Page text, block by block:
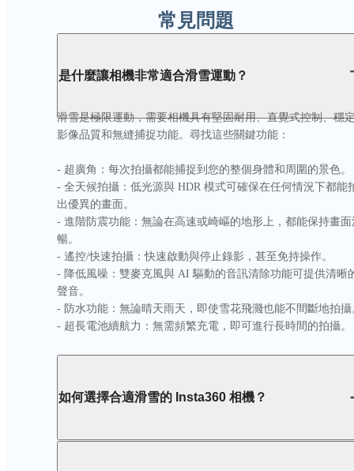
常見問題
是什麼讓相機非常適合滑雪運動？
滑雪是極限運動，需要相機具有堅固耐用、直覺式控制、穩
影像品質和無縫捕捉功能。尋找這些關鍵功能：
- 超廣角：每次拍攝都能捕捉到您的整個身體和周圍的景色。
- 全天候拍攝：低光源與 HDR 模式可確保在任何情況下都能
出優異的畫面。
- 進階防震功能：無論在高速或崎嶇的地形上，都能保持畫面
暢。
- 遙控/快速拍攝：快速啟動與停止錄影，甚至免持操作。
- 降低風噪：雙麥克風與 AI 驅動的音訊清除功能可提供清晰
聲音。
- 防水功能：無論晴天雨天，即使雪花飛濺也能不間斷地拍攝
- 超長電池續航力：無需頻繁充電，即可進行長時間的拍攝。
如何選擇合適滑雪的 Insta360 相機？